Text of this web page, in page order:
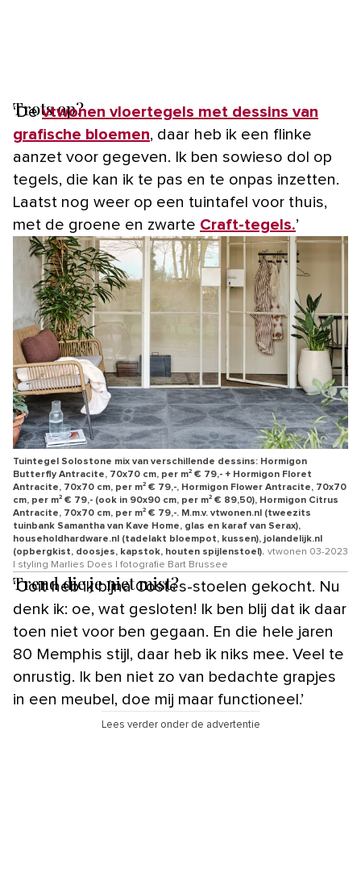
Trots op?
‘Devtwonen vloertegels met dessins van
grafische bloemen, daar heb ik een flinke
aanzet voor gegeven. Ik ben sowieso dol op
tegels, die kan ik te pas en te onpas inzetten.
Laatst nog weer op een tuintafel voor thuis,
met de groene en zwarte Craft-tegels.’
Tuintegel Solostone mix van verschillende dessins: Hormigon
Butterfly Antracite, 70x70 cm, per m² € 79,- + Hormigon Floret
Antracite, 70x70 cm, per m² € 79,-, Hormigon Flower Antracite, 70x70
cm, per m² € 79,- (ook in 90x90 cm, per m² € 89,50), Hormigon Citrus
Antracite, 70x70 cm, per m² € 79,-. M.m.v. vtwonen.nl (tweezits
tuinbank Samantha van Kave Home, glas en karaf van Serax),
householdhardware.nl (tadelakt bloempot, kussen), jolandelijk.nl
(opbergkist, doosjes, kapstok, houten spijlenstoel). vtwonen 03-2023
| styling Marlies Does | fotografie Bart Brussee
Trend die je niet mist?
‘Ooit heb ik bíjna Costes-stoelen gekocht. Nu
denk ik: oe, wat gesloten! Ik ben blij dat ik daar
toen niet voor ben gegaan. En die hele jaren
80 Memphis stijl, daar heb ik niks mee. Veel te
onrustig. Ik ben niet zo van bedachte grapjes
in een meubel, doe mij maar functioneel.’
Lees verder onder de advertentie